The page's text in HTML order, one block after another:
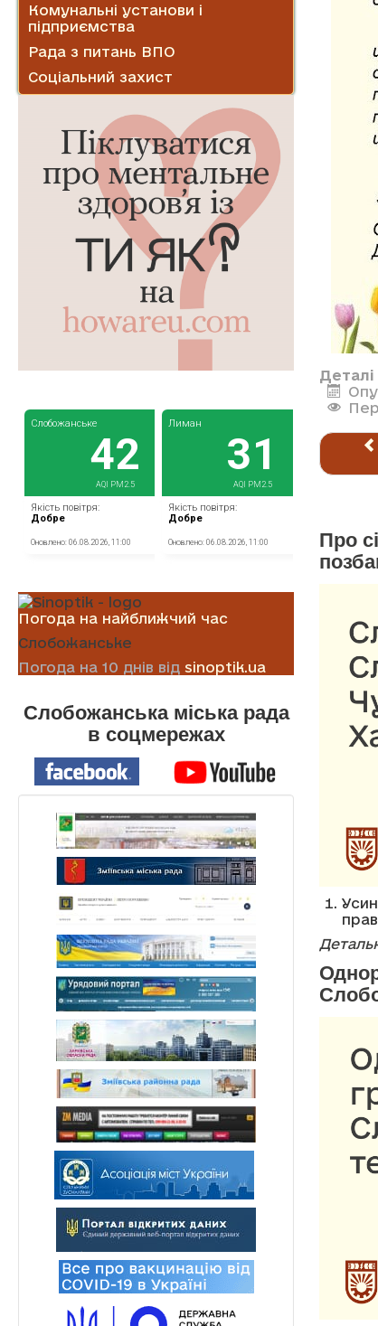
Комунальні установи і
підприємства
Рада з питань ВПО
Соціальний захист
Погода на найближчий час
Слобожанське
Погода на 10 днів від sinoptik.ua
Слобожанська міська рада
в соцмережах
Деталі
Про